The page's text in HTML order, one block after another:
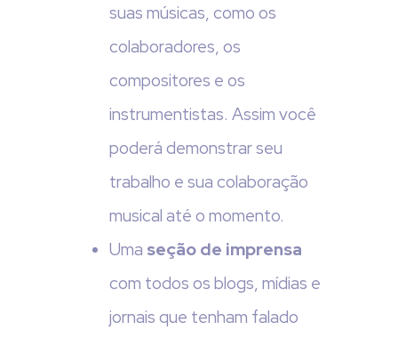
suas músicas, como os
colaboradores, os
compositores e os
instrumentistas. Assim você
poderá demonstrar seu
trabalho e sua colaboração
musical até o momento.
Uma seção de imprensa
com todos os blogs, mídias e
jornais que tenham falado